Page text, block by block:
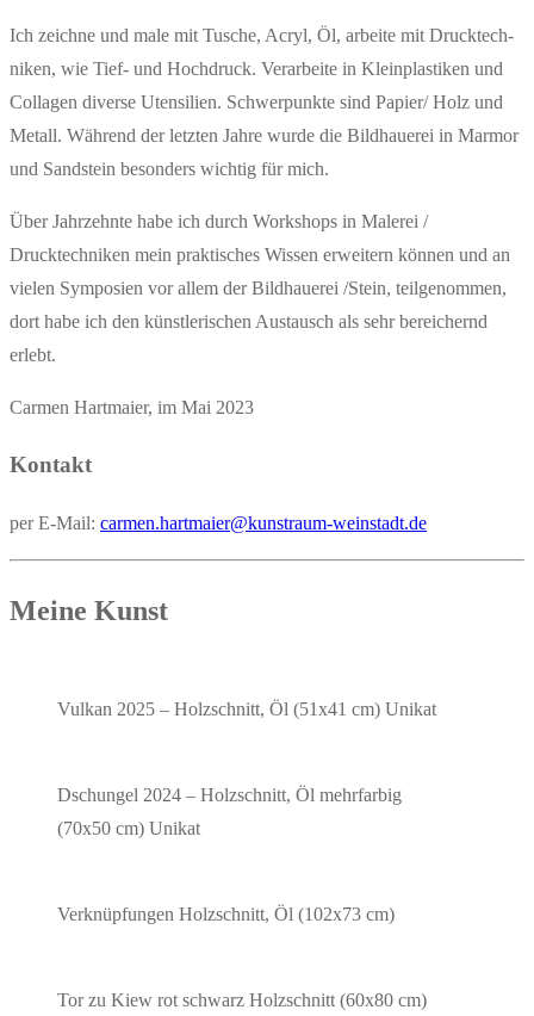
Ich zeich­ne und male mit Tusche, Acryl, Öl, arbei­te mit Druck­tech­
ni­ken, wie Tief- und Hoch­druck. Ver­ar­bei­te in Klein­plas­ti­ken und
Col­la­gen diver­se Uten­si­li­en. Schwer­punk­te sind Papier/​ Holz und
Metall. Wäh­rend der letz­ten Jah­re wur­de die Bild­haue­rei in Mar­mor
und Sand­stein beson­ders wich­tig für mich.
Über Jahr­zehn­te habe ich durch Work­shops in Male­rei /​
Drucktechniken mein prak­ti­sches Wis­sen erwei­tern kön­nen und an
vie­len Sym­po­si­en vor allem der Bild­haue­rei /​Stein, teil­ge­nom­men,
dort habe ich den künst­le­ri­schen Aus­tausch als sehr berei­chernd
erlebt.
Car­men Hart­mai­er, im Mai 2023
Kon­takt
per E‑Mail: carmen.​hartmaier@​kunstraum-​weinstadt.​de
Mei­ne Kunst
Vul­kan 2025 – Holz­schnitt, Öl (51x41 cm) Unikat
Dschun­gel 2024 – Holz­schnitt, Öl mehr­far­big
(70x50 cm) Unikat
Ver­knüp­fun­gen Holz­schnitt, Öl (102x73 cm)
Tor zu Kiew rot schwarz Holz­schnitt (60x80 cm)